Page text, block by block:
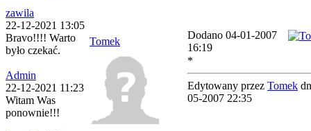
zawila
22-12-2021 13:05
Bravo!!!! Warto
było czekać.
Admin
22-12-2021 11:23
Witam Was
ponownie!!!
Tomek
Dodano 04-01-2007
16:19
*
Edytowany przez Tomek
05-2007 22:35